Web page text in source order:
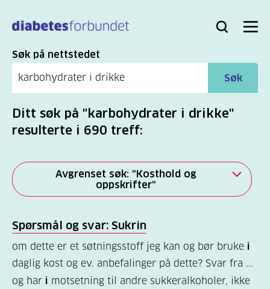
hovedinnhold
Bli
Logg
Søk Meny
Søk
Søk på nettstedet
Søk
Ditt søk på "karbohydrater i drikke"
resulterte i 690 treff:
Avgrenset søk: "Kosthold og
oppskrifter"
(2277)
Mer
(806)
Spørsmål og svar: Sukrin
om dette er et søtningsstoff jeg kan og bør bruke i
daglig kost og ev. anbefalinger på dette? Svar fra ...
og har i motsetning til andre sukkeralkoholer, ikke